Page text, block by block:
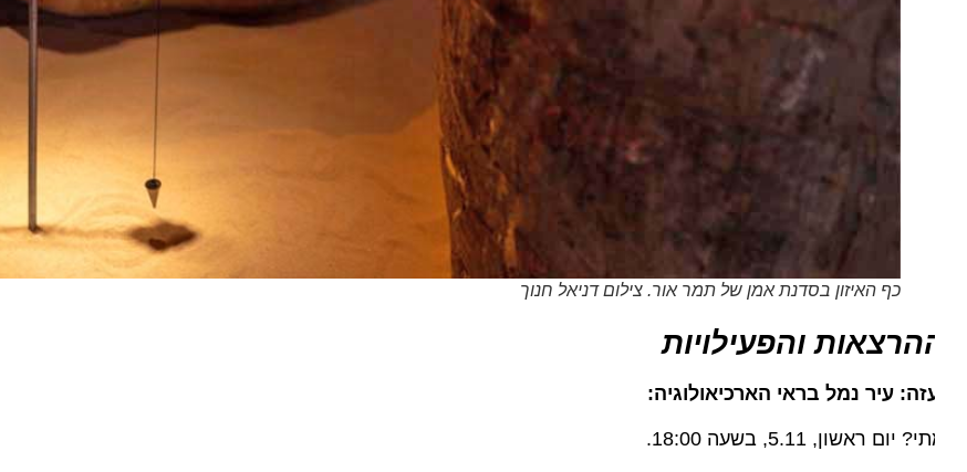
כף האיזון בסדנת אמן של תמר אור. צילום דניאל חנוך
והפעילויות
עיר נמל בראי הארכיאולוגיה:
יום ראשון, 5.11, בשעה 18:00.